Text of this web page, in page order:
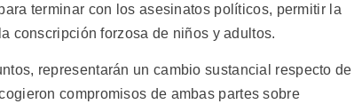
terminar con los asesinatos políticos, permitir la
conscripción forzosa de niños y adultos.
representarán un cambio sustancial respecto de
compromisos de ambas partes sobre